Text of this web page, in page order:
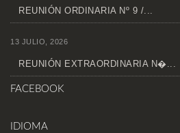
REUNIÓN ORDINARIA Nº 9 /...
13 JULIO, 2026
REUNIÓN EXTRAORDINARIA N�...
FACEBOOK
IDIOMA